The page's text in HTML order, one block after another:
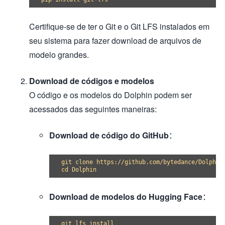
Certifique-se de ter o Git e o Git LFS instalados em
seu sistema para fazer download de arquivos de
modelo grandes.
Download de códigos e modelos
O código e os modelos do Dolphin podem ser
acessados das seguintes maneiras:
Download de código do GitHub：
git clone https://github.com/bytedance/Dolphin
Download de modelos do Hugging Face：
git lfs install